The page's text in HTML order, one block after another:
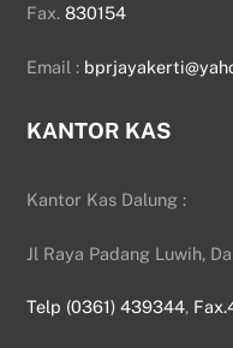
Fax.830154
Email :
KANTOR KAS
Kantor Kas Dalung :
Jl Raya Padang Luwih,
Telp (0361) 439344,